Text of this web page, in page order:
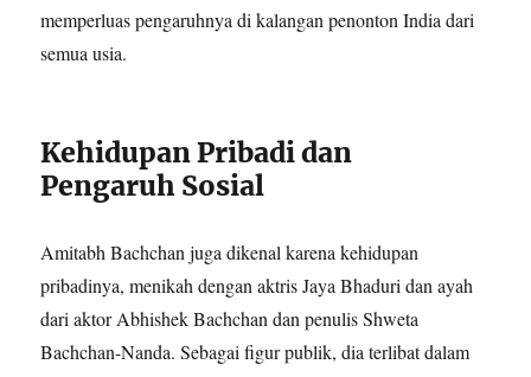
memperluas pengaruhnya di kalangan penonton India dari
semua usia.
Kehidupan Pribadi dan
Pengaruh Sosial
Amitabh Bachchan juga dikenal karena kehidupan
pribadinya, menikah dengan aktris Jaya Bhaduri dan ayah
dari aktor Abhishek Bachchan dan penulis Shweta
Bachchan-Nanda. Sebagai figur publik, dia terlibat dalam